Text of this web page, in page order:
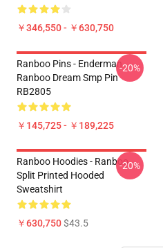
￥346,550 - ￥630,750
Ranboo Pins - Enderman
Ranboo Dream Smp Pin
RB2805
￥145,725 - ￥189,225
-20%
Ranboo Hoodies - Ranboo
Split Printed Hooded
Sweatshirt
￥630,750$43.5
-20%